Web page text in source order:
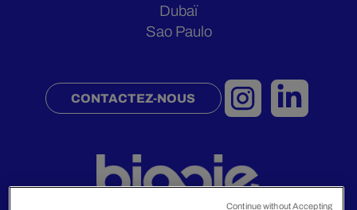
Dubaï
Sao Paulo
CONTACTEZ-NOUS
Continue without Accepting